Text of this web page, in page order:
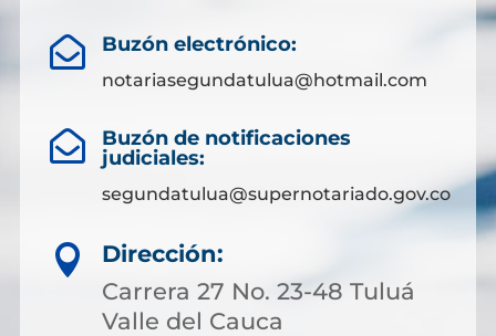
 Buzón electrónico:
notariasegundatulua@hotmail.com

Buzón de notificaciones
judiciales:
segundatulua@supernotariado.gov.co

Dirección:
Carrera 27 No. 23-48 Tuluá
Valle del Cauca